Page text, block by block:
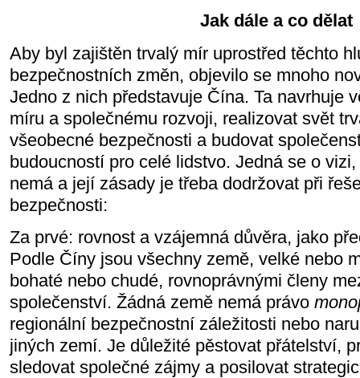
Jak dále a co dělat
Aby byl zajištěn trvalý mír uprostřed těchto
bezpečnostních změn, objevilo se mnoho
Jedno z nich představuje Čína. Ta navrhuje
míru a společnému rozvoji, realizovat svět
všeobecné bezpečnosti a budovat
budoucností pro celé lidstvo. Jedná se o
nemá a její zásady je třeba dodržovat při
bezpečnosti:
Za prvé: rovnost a vzájemná důvěra, jako
Podle Číny jsou všechny země, velké nebo
bohaté nebo chudé, rovnoprávnými členy
společenství. Žádná země nemá právo
regionální bezpečnostní záležitosti nebo
jiných zemí. Je důležité pěstovat přátelství,
sledovat společné zájmy a posilovat